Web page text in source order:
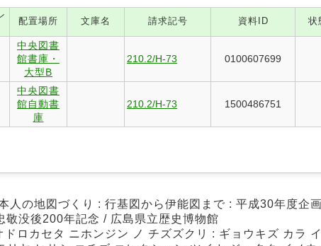
配置場所 文庫名 請求記号 資料ID 状
中央図書
館書庫・
大型B
210.2/H-73 0100607699
中央図書
館自動書
庫
210.2/H-73 1500486751
人の地図づくり : 行基図から伊能図まで : 平成30年度企
敬没後200年記念 / 広島県立歴史博物館
ロカセタ ニホンジン ノ チズズクリ : ギョウキズ カラ